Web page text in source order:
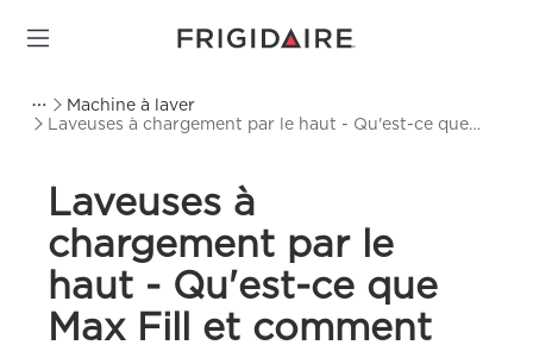
Machine à laver
Laveuses à chargement par le haut - Qu'est-ce que
Laveuses à
chargement par le
haut - Qu'est-ce que
Max Fill et comment